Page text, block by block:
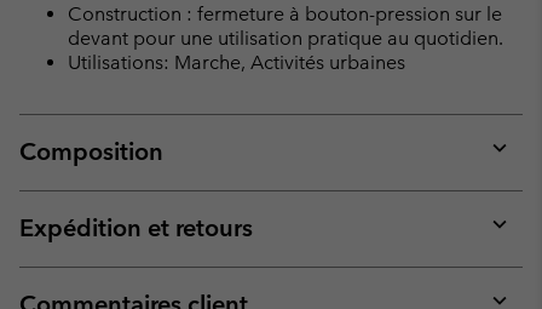
Construction : fermeture à bouton-pression sur le
devant pour une utilisation pratique au quotidien.
Utilisations: Marche, Activités urbaines
Composition
or
Expédition et retours
or